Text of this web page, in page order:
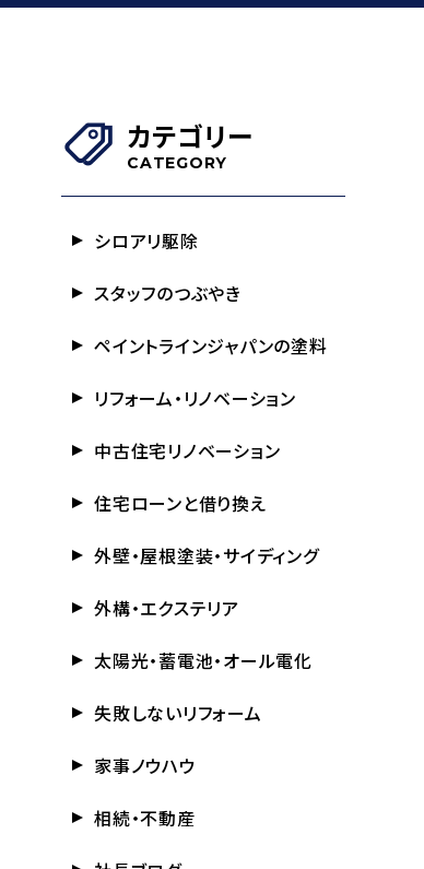
カテゴリー
CATEGORY
シロアリ駆除
スタッフのつぶやき
ペイントラインジャパンの塗料
リフォーム・リノベーション
中古住宅リノベーション
住宅ローンと借り換え
外壁・屋根塗装・サイディング
外構・エクステリア
太陽光・蓄電池・オール電化
失敗しないリフォーム
家事ノウハウ
相続・不動産